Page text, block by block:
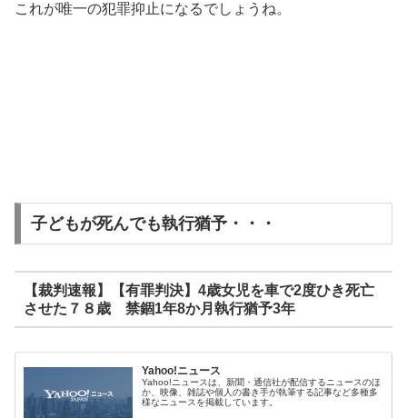
これが唯一の犯罪抑止になるでしょうね。
子どもが死んでも執行猶予・・・
【裁判速報】【有罪判決】4歳女児を車で2度ひき死亡
させた７８歳 禁錮1年8か月執行猶予3年
Yahoo!ニュース
Yahoo!ニュースは、新聞・通信社が配信するニュースのほ
か、映像、雑誌や個人の書き手が執筆する記事など多種多
様なニュースを掲載しています。